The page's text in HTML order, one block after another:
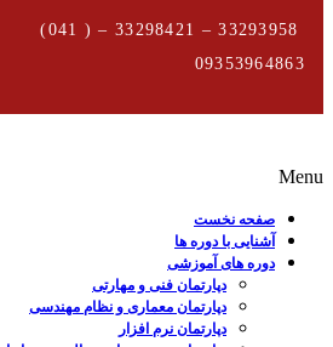
09353964863
Menu
صفحه نخست
آشنایی با دوره ها
دوره های آموزشی
دپارتمان فنی و مهارتی
دپارتمان معماری و نظام مهندسی
دپارتمان نرم افزار